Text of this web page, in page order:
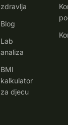
zdravlja
Blog
Lab
analiza
BMI
kalkulator
za djecu